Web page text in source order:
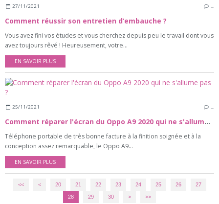
27/11/2021 …
Comment réussir son entretien d’embauche ?
Vous avez fini vos études et vous cherchez depuis peu le travail dont vous
avez toujours rêvé ! Heureusement, votre...
EN SAVOIR PLUS
25/11/2021
Comment réparer l'écran du Oppo A9 2020 qui ne s'allume pas ?
Téléphone portable de très bonne facture à la finition soignée et à la
conception assez remarquable, le Oppo A9...
EN SAVOIR PLUS
<< < 10
20 21 22 23 24 25 26 27
28 29 30 > >>